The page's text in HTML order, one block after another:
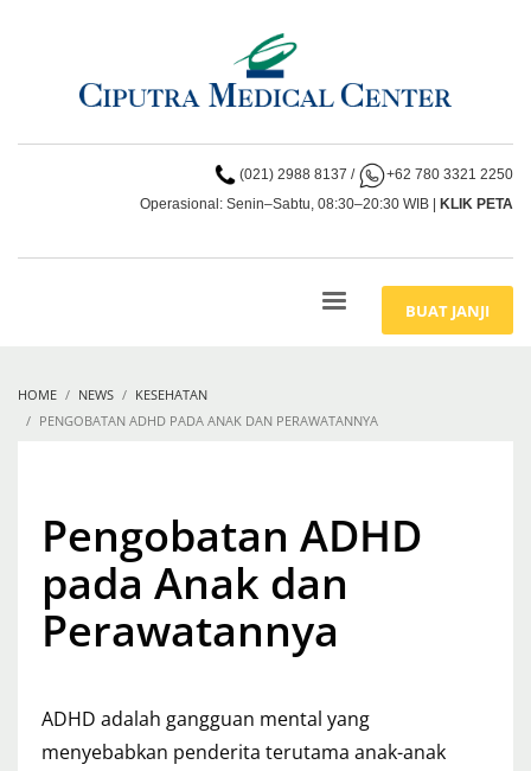
(021) 2988 8137 /
+62 780 3321 2250
Operasional: Senin–Sabtu, 08:30–20:30 WIB | KLIK PETA
BUAT JANJI
HOME NEWS
KESEHATAN
PENGOBATAN ADHD PADA ANAK DAN PERAWATANNYA
Pengobatan ADHD
pada Anak dan
Perawatannya
ADHD adalah gangguan mental yang
menyebabkan penderita terutama anak-anak